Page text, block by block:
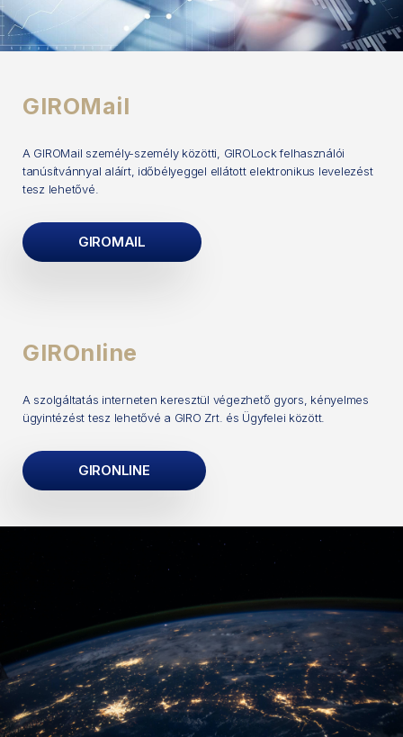
GIROMail
A GIROMail személy-személy közötti, GIROLock felhasználói
tanúsítvánnyal aláírt, időbélyeggel ellátott elektronikus levelezést
tesz lehetővé.
GIROMAIL
GIROnline
A szolgáltatás interneten keresztül végezhető gyors, kényelmes
ügyintézést tesz lehetővé a GIRO Zrt. és Ügyfelei között.
GIRONLINE